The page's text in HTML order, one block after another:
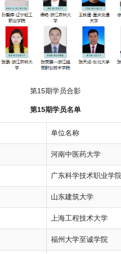
第15期学员合影
第15期学员名单
单位名称
河南中医药大学
广东科学技术职业学院
山东建筑大学
上海工程技术大学
福州大学至诚学院